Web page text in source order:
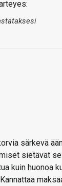
särkevä
sietävät
kuin huonoa